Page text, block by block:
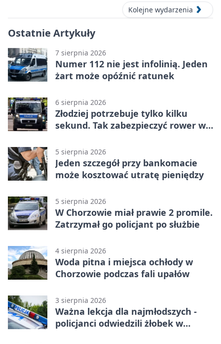
Kolejne wydarzenia
Ostatnie Artykuły
7 sierpnia 2026
Numer 112 nie jest infolinią. Jeden
żart może opóźnić ratunek
6 sierpnia 2026
Złodziej potrzebuje tylko kilku
sekund. Tak zabezpieczyć rower w
5 sierpnia 2026
Jeden szczegół przy bankomacie
może kosztować utratę pieniędzy
5 sierpnia 2026
W Chorzowie miał prawie 2 promile.
Zatrzymał go policjant po służbie
4 sierpnia 2026
Woda pitna i miejsca ochłody w
Chorzowie podczas fali upałów
3 sierpnia 2026
Ważna lekcja dla najmłodszych -
policjanci odwiedzili żłobek w